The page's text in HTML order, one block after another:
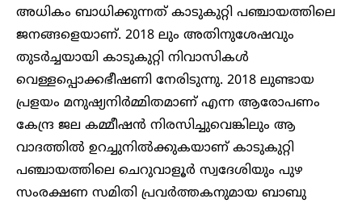
അധികം ബാധിക്കുന്നത് കാടുകുറ്റി പഞ്ചായത്തിലെ
ജനങ്ങളെയാണ്. 2018 ലും അതിനുശേഷവും
തുടർച്ചയായി കാടുകുറ്റി നിവാസികൾ
വെള്ളപ്പൊക്കഭീഷണി നേരിടുന്നു. 2018 ലുണ്ടായ
പ്രളയം മനുഷ്യനിർമ്മിതമാണ് എന്ന ആരോപണം
കേന്ദ്ര ജല കമ്മീഷൻ നിരസിച്ചുവെങ്കിലും ആ
വാദത്തിൽ ഉറച്ചുനിൽക്കുകയാണ് കാടുകുറ്റി
പഞ്ചായത്തിലെ ചെറുവാളൂർ സ്വദേശിയും പുഴ
സംരക്ഷണ സമിതി പ്രവർത്തകനുമായ ബാബു